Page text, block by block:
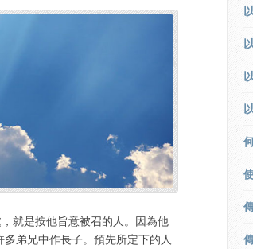
就是按他旨意被召的人。因為他
弟兄中作長子。預先所定下的人